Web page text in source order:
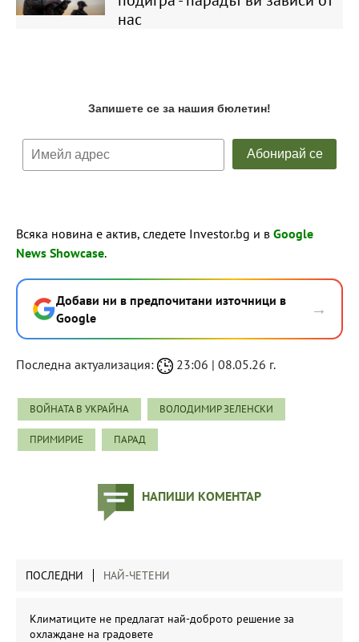
нас
Всяка новина е актив, следете Investor.bg и в Google
News Showcase.
Добави ни в предпочитани източници в
Google
→
Последна актуализация: 23:06 | 08.05.26 г.
ВОЙНАТА В УКРАЙНА ВОЛОДИМИР ЗЕЛЕНСКИ
ПРИМИРИЕ ПАРАД
НАПИШИ КОМЕНТАР
ПОСЛЕДНИ НАЙ-ЧЕТЕНИ
Климатиците не предлагат най-доброто решение за
охлаждане на градовете